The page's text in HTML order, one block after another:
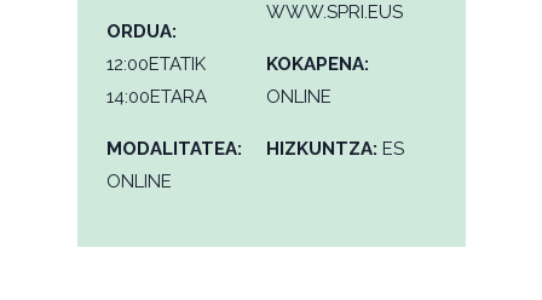
ORDUA:
12:00ETATIK
14:00ETARA
MODALITATEA:
ONLINE
WWW.SPRI.EUS
KOKAPENA:
ONLINE
HIZKUNTZA: ES